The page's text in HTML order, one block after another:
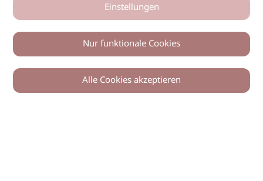
Einstellungen
Nur funktionale Cookies
Alle Cookies akzeptieren